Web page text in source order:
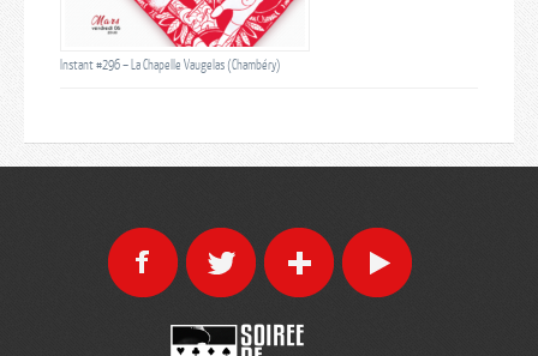
Instant #296 – La Chapelle Vaugelas (Chambéry)